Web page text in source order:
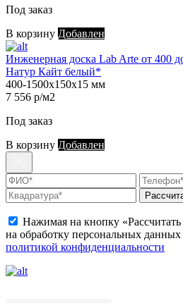
Под заказ
В корзину Добавлен
Инженерная доска Lab Arte от 400
Натур Кайт белый*
400-1500х150х15 мм
7 556 р/м2
Под заказ
В корзину Добавлен
Нажимая на кнопку
на обработку персональных
политикой конфиденциальности